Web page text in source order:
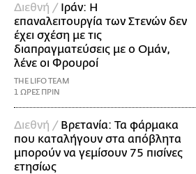
Διεθνή / Ιράν: Η
επαναλειτουργία των Στενών δεν
έχει σχέση με τις
διαπραγματεύσεις με ο Ομάν,
λένε οι Φρουροί
THE LIFO TEAM
1 ΩΡΕΣ ΠΡΙΝ
Διεθνή / Βρετανία: Τα φάρμακα
που καταλήγουν στα απόβλητα
μπορούν να γεμίσουν 75 πισίνες
ετησίως